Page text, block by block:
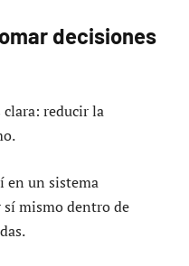
decisiones
clara: reducir la
en un sistema
sí mismo dentro de